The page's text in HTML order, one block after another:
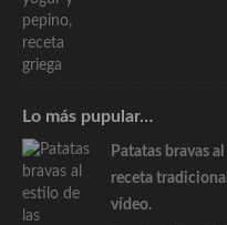
Lo más pupular…
Patatas bravas
receta
vídeo.